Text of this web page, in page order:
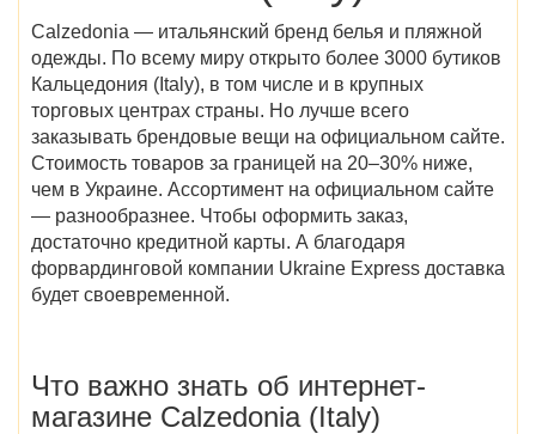
Calzedonia — итальянский бренд белья и пляжной
одежды. По всему миру открыто более 3000 бутиков
Кальцедония (Italy), в том числе и в крупных
торговых центрах страны. Но лучше всего
заказывать брендовые вещи на официальном сайте.
Стоимость товаров за границей на 20–30% ниже,
чем в Украине. Ассортимент на официальном сайте
— разнообразнее. Чтобы оформить заказ,
достаточно кредитной карты. А благодаря
форвардинговой компании Ukraine Express доставка
будет своевременной.
Что важно знать об интернет-
магазине Calzedonia (Italy)